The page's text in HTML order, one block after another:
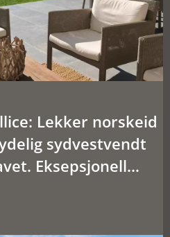
Lekker norskeid
sydvestvendt
Eksepsjonell